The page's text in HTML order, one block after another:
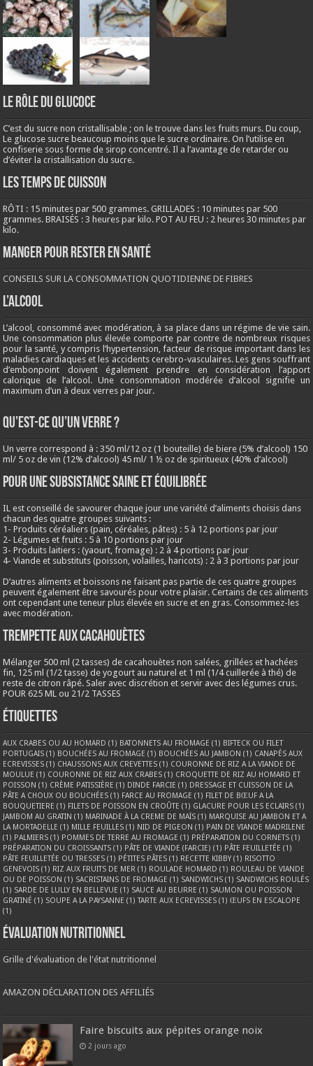
LE RÔLE DU GLUCOCE
C’est du sucre non cristallisable ; on le trouve dans les fruits murs. Du coup,
Le glucose sucre beaucoup moins que le sucre ordinaire. On l’utilise en
confiserie sous forme de sirop concentré. Il a l’avantage de retarder ou
d’éviter la cristallisation du sucre.
LES TEMPS DE CUISSON
RÔTI : 15 minutes par 500 grammes. GRILLADES : 10 minutes par 500
grammes. BRAISÉS : 3 heures par kilo. POT AU FEU : 2 heures 30 minutes par
kilo.
Manger pour rester en santé
CONSEILS SUR LA CONSOMMATION QUOTIDIENNE DE FIBRES
L’ALCOOL
L’alcool, consommé avec modération, à sa place dans un régime de vie sain.
Une consommation plus élevée comporte par contre de nombreux risques
pour la santé, y compris l’hypertension, facteur de risque important dans les
maladies cardiaques et les accidents cerebro-vasculaires. Les gens souffrant
d’embonpoint doivent également prendre en considération l’apport
calorique de l’alcool. Une consommation modérée d’alcool signifie un
maximum d’un à deux verres par jour.
QU’EST-CE QU’UN VERRE ?
Un verre correspond à : 350 ml/12 oz (1 bouteille) de biere (5% d’alcool) 150
ml/ 5 oz de vin (12% d’alcool) 45 ml/ 1 ½ oz de spiritueux (40% d’alcool)
Pour une subsistance saine et équilibrée
IL est conseillé de savourer chaque jour une variété d’aliments choisis dans
chacun des quatre groupes suivants :
1- Produits céréaliers (pain, céréales, pâtes) : 5 à 12 portions par jour
2- Légumes et fruits : 5 à 10 portions par jour
3- Produits laitiers : (yaourt, fromage) : 2 à 4 portions par jour
4- Viande et substituts (poisson, volailles, haricots) : 2 à 3 portions par jour
D’autres aliments et boissons ne faisant pas partie de ces quatre groupes
peuvent également être savourés pour votre plaisir. Certains de ces aliments
ont cependant une teneur plus élevée en sucre et en gras. Consommez-les
avec modération.
Trempette aux cacahouètes
Mélanger 500 ml (2 tasses) de cacahouètes non salées, grillées et hachées
fin, 125 ml (1/2 tasse) de yogourt au naturel et 1 ml (1/4 cuillerée à thé) de
reste de citron râpé. Saler avec discrétion et servir avec des légumes crus.
POUR 625 ML ou 21/2 TASSES
Étiquettes
AUX CRABES OU AU HOMARD (1) BATONNETS AU FROMAGE (1) BIFTECK OU FILET
PORTUGAIS (1) BOUCHÉES AU FROMAGE (1) BOUCHÉES AU JAMBON (1) CANAPÉS AUX
ECREVISSES (1) CHAUSSONS AUX CREVETTES (1) COURONNE DE RIZ A LA VIANDE DE
MOULUE (1) COURONNE DE RIZ AUX CRABES (1) CROQUETTE DE RIZ AU HOMARD ET
POISSON (1) CRÈME PATISSIÈRE (1) DINDE FARCIE (1) DRESSAGE ET CUISSON DE LA
PÂTE A CHOUX OU BOUCHÉES (1) FARCE AU FROMAGE (1) FILET DE BŒUF A LA
BOUQUETIERE (1) FILETS DE POISSON EN CROÛTE (1) GLACURE POUR LES ECLAIRS (1)
JAMBOM AU GRATIN (1) MARINADE À LA CREME DE MAÏS (1) MARQUISE AU JAMBON ET A
LA MORTADELLE (1) MILLE FEUILLES (1) NID DE PIGEON (1) PAIN DE VIANDE MADRILENE
(1) PALMIERS (1) POMMES DE TERRE AU FROMAGE (1) PRÉPARATION DU CORNETS (1)
PRÉPARATION DU CROISSANTS (1) PÂTE DE VIANDE (FARCIE) (1) PÂTE FEUILLETÉE (1)
PÂTE FEUILLETÉE OU TRESSES (1) PÉTITES PÂTES (1) RECETTE KIBBY (1) RISOTTO
GENEVOIS (1) RIZ AUX FRUITS DE MER (1) ROULADE HOMARD (1) ROULEAU DE VIANDE
OU DE POISSON (1) SACRISTAINS DE FROMAGE (1) SANDWICHS (1) SANDWICHS ROULÉS
(1) SARDE DE LULLY EN BELLEVUE (1) SAUCE AU BEURRE (1) SAUMON OU POISSON
GRATINÉ (1) SOUPE A LA PAYSANNE (1) TARTE AUX ECREVISSES (1) ŒUFS EN ESCALOPE
(1)
Évaluation nutritionnel
Grille d'évaluation de l'état nutritionnel
AMAZON DÉCLARATION DES AFFILIÉS
Faire biscuits aux pépites orange noix
2 jours ago